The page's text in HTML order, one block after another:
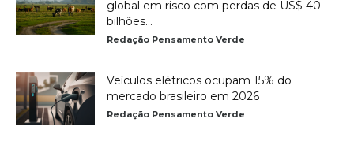
global em risco com perdas de US$ 40
bilhões...
Redação Pensamento Verde
Veículos elétricos ocupam 15% do
mercado brasileiro em 2026
Redação Pensamento Verde